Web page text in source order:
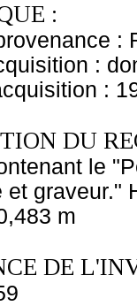
:
:
:
:
DU
le
et graveur."
m
DE